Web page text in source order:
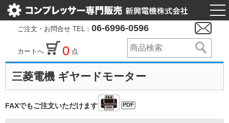
ご注文・お問合せ TEL： 06-6996-0596
カートへ 0 点
三菱電機 ギヤードモーター
FAXでもご注文いただけます PDF